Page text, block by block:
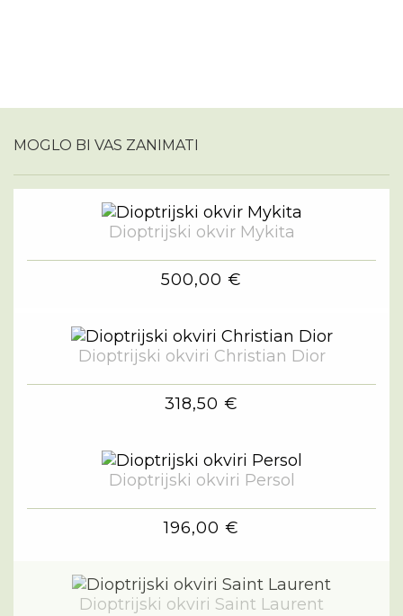
MOGLO BI VAS ZANIMATI
Dioptrijski okvir Mykita
500,00 €
Dioptrijski okviri Christian Dior
318,50 €
Dioptrijski okviri Persol
196,00 €
Dioptrijski okviri Saint Laurent